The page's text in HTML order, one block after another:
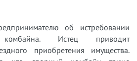
об истребовании
комбайна. Истец приводит
приобретения имущества.